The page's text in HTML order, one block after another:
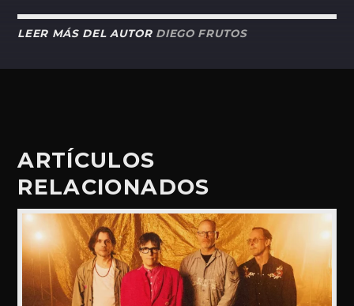
LEER MÁS DEL AUTOR DIEGO FRUTOS
ARTÍCULOS
RELACIONADOS